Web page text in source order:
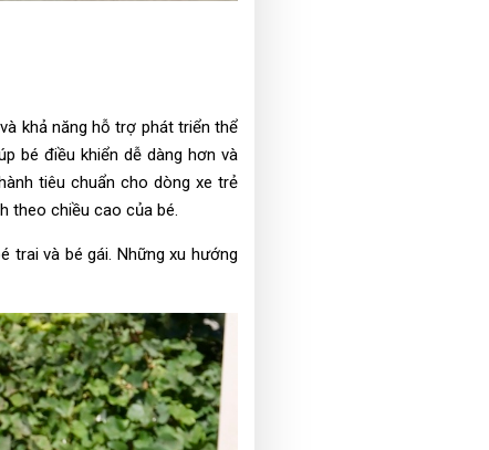
khả năng hỗ trợ phát triển thể
bé điều khiển dễ dàng hơn và
tiêu chuẩn cho dòng xe trẻ
theo chiều cao của bé.
trai và bé gái. Những xu hướng